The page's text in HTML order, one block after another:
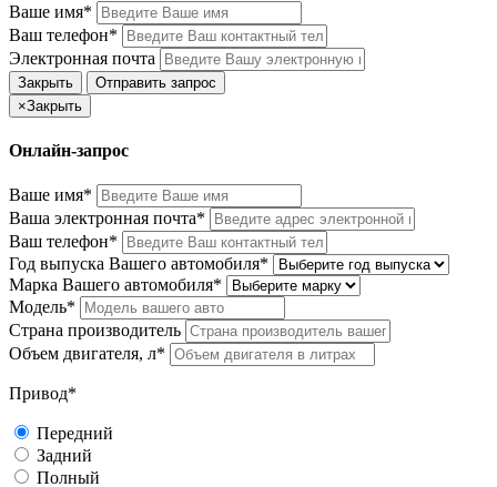
Ваше имя*
Ваш телефон*
Электронная почта
Закрыть
Отправить запрос
×Закрыть
Онлайн-запрос
Ваше имя*
Ваша электронная почта*
Ваш телефон*
Год выпуска Вашего автомобиля*
Марка Вашего автомобиля*
Модель*
Страна производитель
Объем двигателя, л*
Привод*
Передний
Задний
Полный